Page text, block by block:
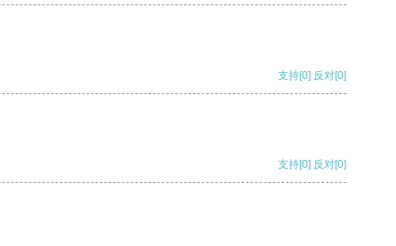
支持[0] 反对[0]
支持[0] 反对[0]